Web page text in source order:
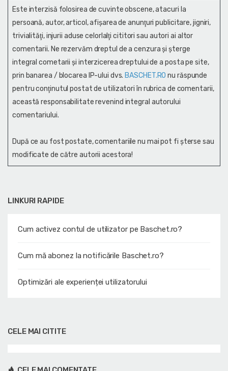
LINKURI RAPIDE
Cum activez contul de utilizator pe Baschet.ro?
Cum mă abonez la notificările Baschet.ro?
Optimizări ale experienței utilizatorului
Este interzisă folosirea de cuvinte obscene, atacuri la
persoană, autor, articol, afişarea de anunţuri publicitare, jigniri,
trivialităţi, injurii aduse celorlalţi cititori sau autori ai altor
comentarii. Ne rezervăm dreptul de a cenzura și şterge
integral cometarii și interzicerea dreptului de a posta pe site,
prin banarea / blocarea IP-ului dvs.BASCHET.RO nu răspunde
pentru conţinutul postat de utilizatori în rubrica de comentarii,
această responsabilitate revenind integral autorului
comentariului.
După ce au fost postate, comentariile nu mai pot fi șterse sau
modificate de către autorii acestora!
CELE MAI CITITE